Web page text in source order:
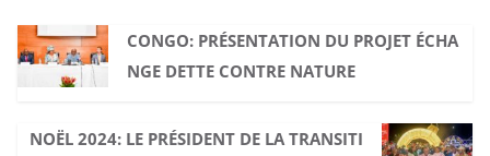
CONGO: PRÉSENTATION DU PROJET ÉCHA
NGE DETTE CONTRE NATURE
NOËL 2024: LE PRÉSIDENT DE LA TRANSITI